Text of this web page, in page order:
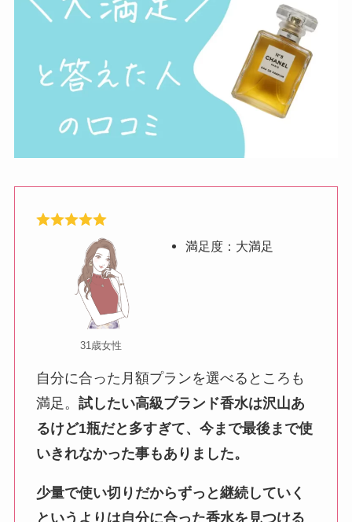
31歳女性
満足度：大満足
自分に合った月額プランを選べるところも
満足。 試したい高級ブランド香水は沢山あ
るけど1瓶だと多すぎて、今まで最後まで使
いきれなかった事もありました。
少量で使い切りだからずっと継続していく
というよりは自分に合った香水を見つける